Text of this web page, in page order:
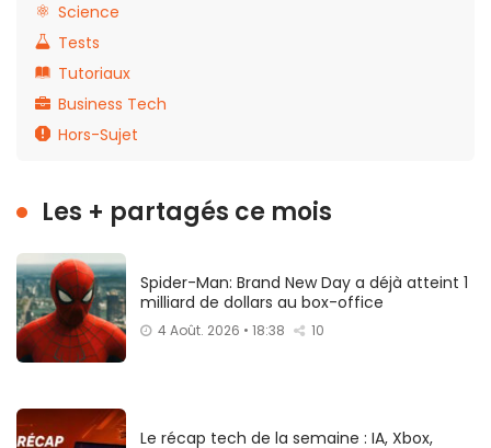
Science
Tests
Tutoriaux
Business Tech
Hors-Sujet
Les + partagés ce mois
Spider-Man: Brand New Day a déjà atteint 1
milliard de dollars au box-office
4 Août. 2026 • 18:38 10
Le récap tech de la semaine : IA, Xbox,